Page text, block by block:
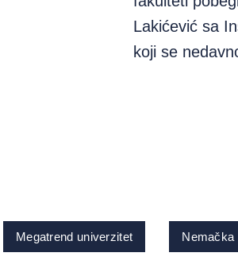
Lakićević sa
koji se
Megatrend univerzitet Nemačka